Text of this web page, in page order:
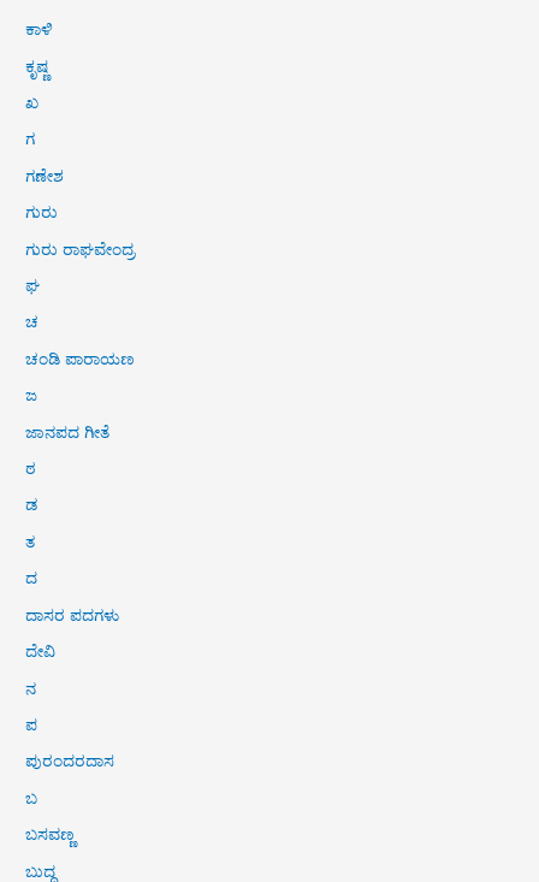
ಕಾಳಿ
ಕೃಷ್ಣ
ಖ
ಗ
ಗಣೇಶ
ಗುರು
ಗುರು ರಾಘವೇಂದ್ರ
ಘ
ಚ
ಚಂಡಿ ಪಾರಾಯಣ
ಜ
ಜಾನಪದ ಗೀತೆ
ಠ
ಡ
ತ
ದ
ದಾಸರ ಪದಗಳು
ದೇವಿ
ನ
ಪ
ಪುರಂದರದಾಸ
ಬ
ಬಸವಣ್ಣ
ಬುದ್ಧ